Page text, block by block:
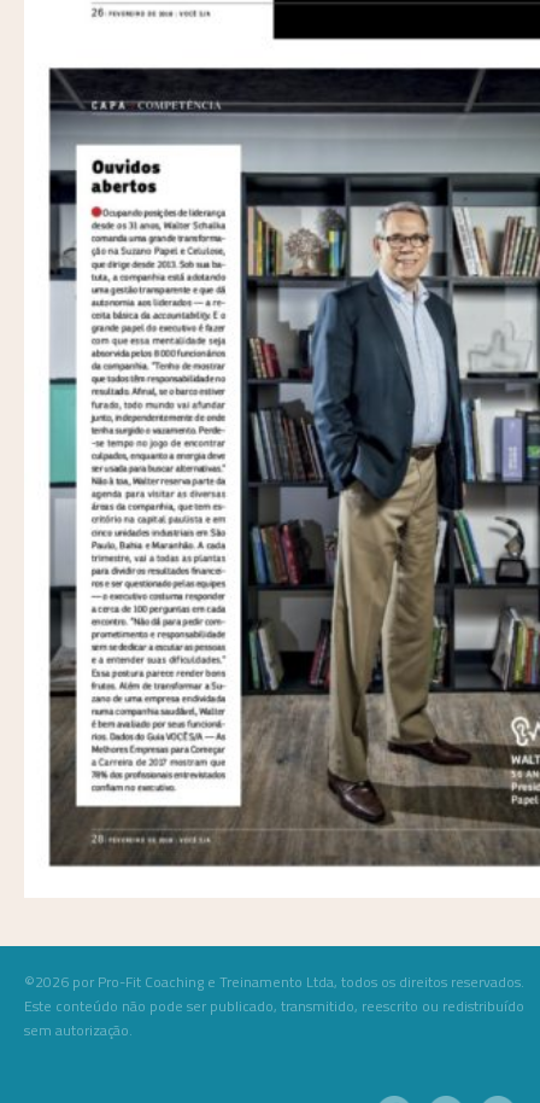
©2026 por Pro-Fit Coaching e Treinamento Ltda, todos os direitos reservados.
Este conteúdo não pode ser publicado, transmitido, reescrito ou redistribuído
sem autorização.